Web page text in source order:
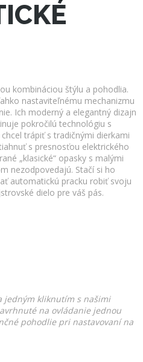
kombináciou štýlu a pohodlia.
nastaviteľnému mechanizmu
Ich moderný a elegantný dizajn
pokročilú technológiu s
trápiť s tradičnými dierkami
s presnosťou elektrického
„klasické“ opasky s malými
nezodpovedajú. Stačí si ho
automatickú pracku robiť svoju
dielo pre váš pás.
jedným kliknutím s našimi
na ovládanie jednou
pohodlie pri nastavovaní na